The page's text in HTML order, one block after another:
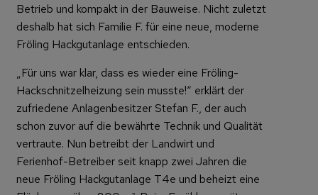
Betrieb und kompakt in der Bauweise. Nicht zuletzt
deshalb hat sich Familie F. für eine neue, moderne
Fröling Hackgutanlage entschieden.
„Für uns war klar, dass es wieder eine Fröling-
Hackschnitzelheizung sein musste!“ erklärt der
zufriedene Anlagenbesitzer Stefan F., der auch
schon zuvor auf die bewährte Technik und Qualität
vertraute. Nun betreibt der Landwirt und
Ferienhof-Betreiber seit knapp zwei Jahren die
neue Fröling Hackgutanlage T4e und beheizt eine